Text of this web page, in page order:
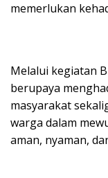
memerlukan
Melalui kegiatan
berupaya
masyarakat
warga dalam
aman, nyaman,